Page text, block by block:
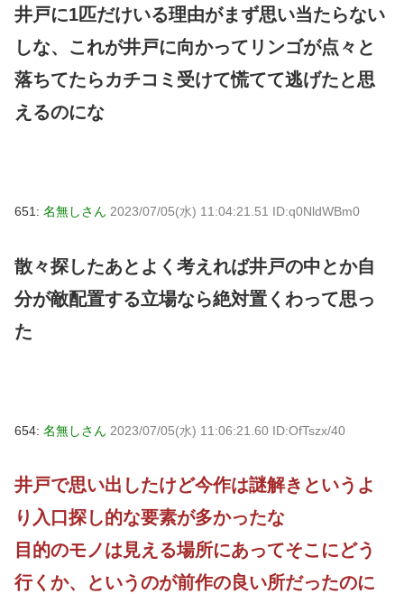
井戸に1匹だけいる理由がまず思い当たらない
しな、これが井戸に向かってリンゴが点々と
落ちてたらカチコミ受けて慌てて逃げたと思
えるのにな
651: 名無しさん 2023/07/05(水) 11:04:21.51 ID:q0NldWBm0
散々探したあとよく考えれば井戸の中とか自
分が敵配置する立場なら絶対置くわって思っ
た
654: 名無しさん 2023/07/05(水) 11:06:21.60 ID:OfTszx/40
井戸で思い出したけど今作は謎解きというよ
り入口探し的な要素が多かったな
目的のモノは見える場所にあってそこにどう
行くか、というのが前作の良い所だったのに